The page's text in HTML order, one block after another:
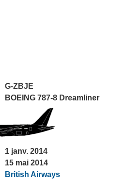
G-ZBJE
BOEING 787-8 Dreamliner
1 janv. 2014
15 mai 2014
British Airways